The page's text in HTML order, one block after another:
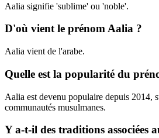
Aalia signifie 'sublime' ou 'noble'.
D'où vient le prénom Aalia ?
Aalia vient de l'arabe.
Quelle est la popularité du
Aalia est devenu populaire depuis 2014,
communautés musulmanes.
Y a-t-il des traditions associées